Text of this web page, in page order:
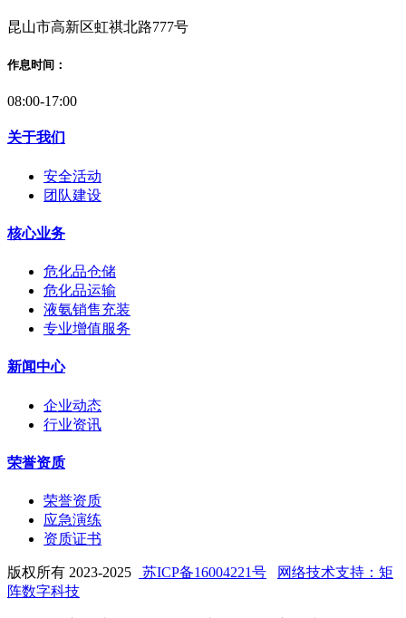
昆山市高新区虹祺北路777号
作息时间：
08:00-17:00
关于我们
安全活动
团队建设
核心业务
危化品仓储
危化品运输
液氨销售充装
专业增值服务
新闻中心
企业动态
行业资讯
荣誉资质
荣誉资质
应急演练
资质证书
版权所有 2023-2025 苏ICP备16004221号
网络技术支持：矩
阵数字科技